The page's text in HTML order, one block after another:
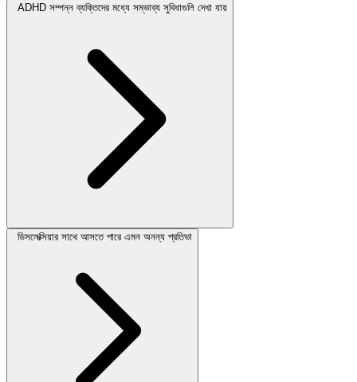
ADHD সম্পন্ন ব্যক্তিদের মধ্যে সম্ভাব্য সুবিধাগুলি দেখা যায়
ডিসলেক্সিয়ার সাথে আসতে পারে এমন অনন্য প্রতিভা